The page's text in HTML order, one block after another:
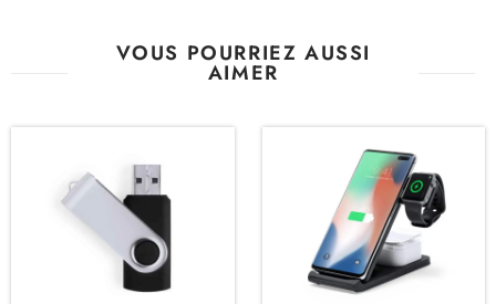
VOUS POURRIEZ AUSSI
AIMER